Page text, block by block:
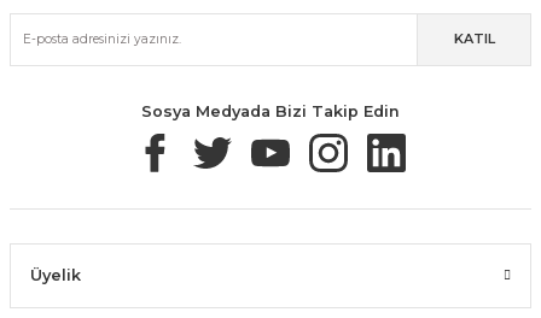
Güvenli Paketleme Taksit / Havale İle Alışveriş Kolay İade & Değişim
KATIL
Sosya Medyada Bizi Takip Edin
Üyelik